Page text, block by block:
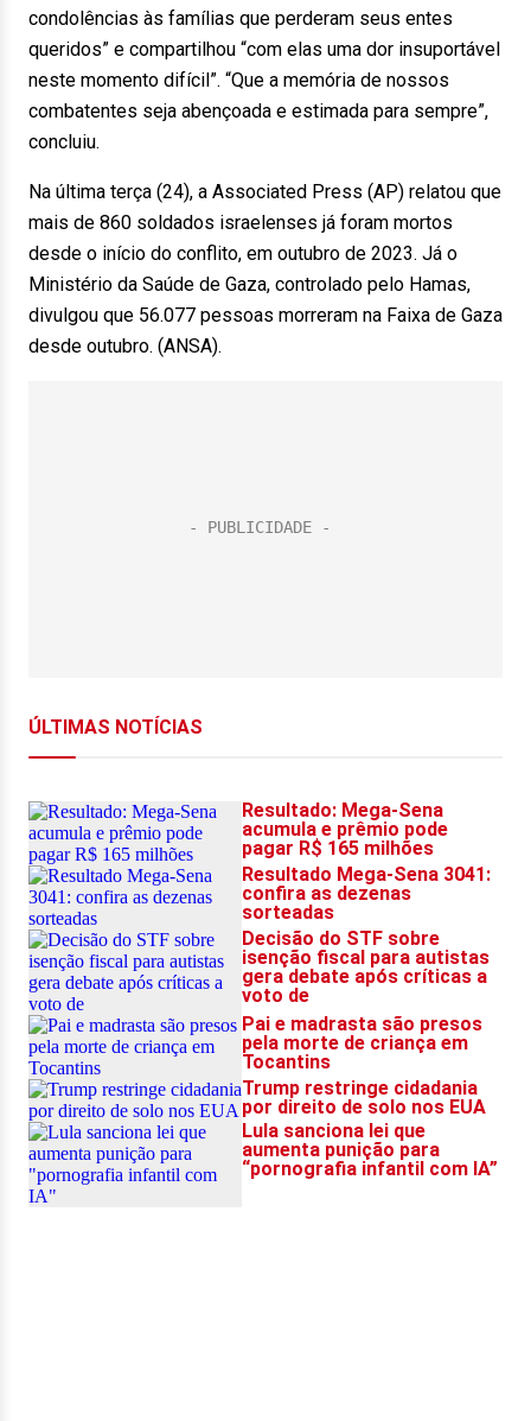
condolências às famílias que perderam seus entes
queridos” e compartilhou “com elas uma dor insuportável
neste momento difícil”. “Que a memória de nossos
combatentes seja abençoada e estimada para sempre”,
concluiu.
Na última terça (24), a Associated Press (AP) relatou que
mais de 860 soldados israelenses já foram mortos
desde o início do conflito, em outubro de 2023. Já o
Ministério da Saúde de Gaza, controlado pelo Hamas,
divulgou que 56.077 pessoas morreram na Faixa de Gaza
desde outubro. (ANSA).